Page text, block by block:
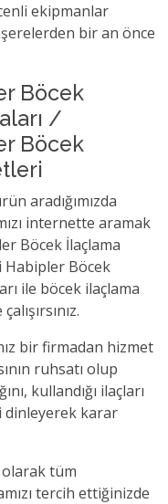
ekipmanlar
bir an önce
Böcek
/
Böcek
aradığımızda
internette aramak
Böcek İlaçlama
Habipler Böcek
ile böcek ilaçlama
bir firmadan hizmet
ruhsatı olup
kullandığı ilaçları
dinleyerek karar
olarak tüm
tercih ettiğinizde